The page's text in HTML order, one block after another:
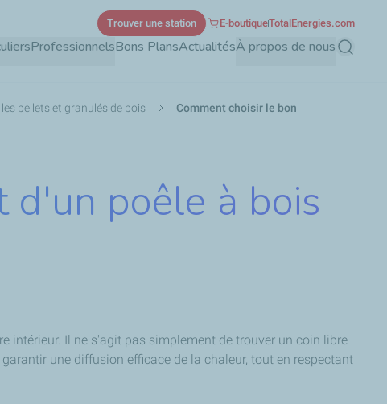
ProfessionnelsBons PlansActualitésÀ propos de nous
Trouver une station E-boutiqueTotalEnergies.com
pellets et granulés de bois
Comment choisir le bon
d'un poêle à bois
intérieur. Il ne s'agit pas simplement de trouver un coin libre
une diffusion efficace de la chaleur, tout en respectant